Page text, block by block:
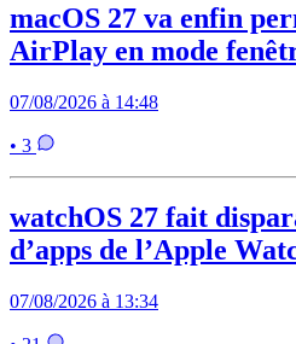
macOS 27 va enfin
AirPlay en mode
07/08/2026 à 14:48
• 3
watchOS 27 fait
d’apps de l’Apple
07/08/2026 à 13:34